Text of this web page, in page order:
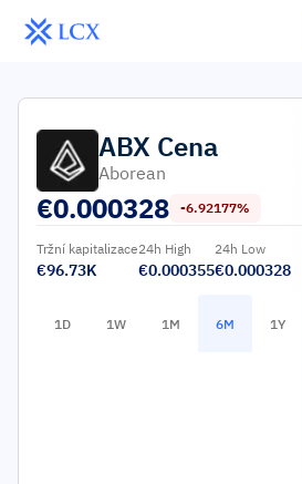
ABX Cena
Aborean
€0.000328 -6.92177%
Tržní kapitalizace
€96.73K
24h High
€0.000355
24h Low
€0.000328
1D 1W 1M 6M 1Y